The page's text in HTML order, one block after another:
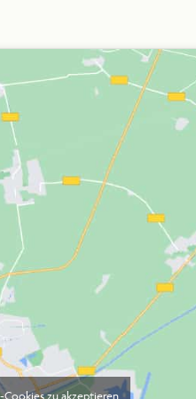
UNS
zu akzeptieren